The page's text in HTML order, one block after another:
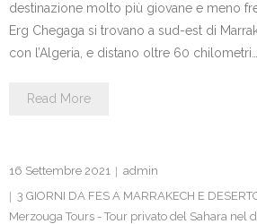
destinazione molto più giovane e meno
Erg Chegaga si trovano a sud-est di
con l’Algeria, e distano oltre 60 chilometri…
Read More
16 Settembre 2021
admin
3 GIORNI DA FES A MARRAKECH E
Merzouga Tours - Tour privato del Sahara nel